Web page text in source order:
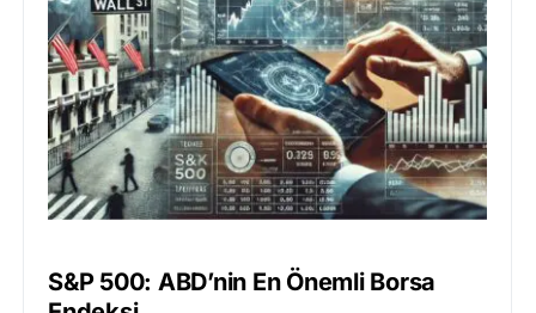
S&P 500: ABD’nin En Önemli Borsa